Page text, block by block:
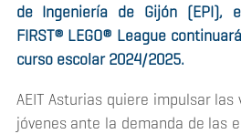
de Ingeniería de Gijón (EPI),
FIRST® LEGO® League
curso escolar 2024/2025.
AEIT Asturias quiere impulsar las
jóvenes ante la demanda de las